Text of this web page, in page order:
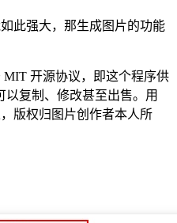
此强大，那生成图片的功能
MIT 开源协议，即这个程序供
复制、修改甚至出售。用
版权归图片创作者本人所